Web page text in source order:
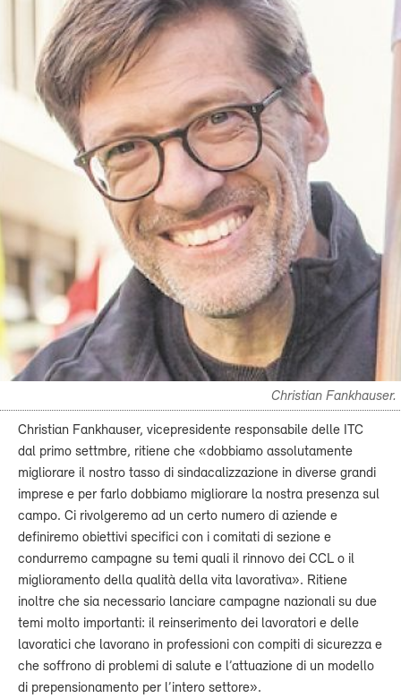
Christian Fankhauser.
Christian Fankhauser, vicepresidente responsabile delle ITC
dal primo settmbre, ritiene che «dobbiamo assolutamente
migliorare il nostro tasso di sindacalizzazione in diverse grandi
imprese e per farlo dobbiamo migliorare la nostra presenza sul
campo. Ci rivolgeremo ad un certo numero di aziende e
definiremo obiettivi specifici con i comitati di sezione e
condurremo campagne su temi quali il rinnovo dei CCL o il
miglioramento della qualità della vita lavorativa». Ritiene
inoltre che sia necessario lanciare campagne nazionali su due
temi molto importanti: il reinserimento dei lavoratori e delle
lavoratici che lavorano in professioni con compiti di sicurezza e
che soffrono di problemi di salute e l’attuazione di un modello
di prepensionamento per l’intero settore».